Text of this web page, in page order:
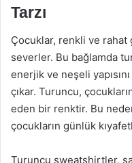
Tarzı
Çocuklar, renkli ve
severler. Bu bağlamda
enerjik ve neşeli
çıkar. Turuncu,
eden bir renktir. Bu
çocukların günlük
Turuncu sweatshirtler,